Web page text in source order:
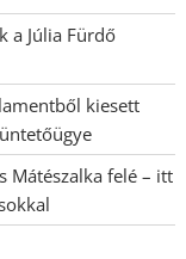
a Júlia Fürdő
kiesett
Mátészalka felé – itt